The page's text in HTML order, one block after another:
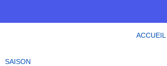
ACCUEIL
SAISON